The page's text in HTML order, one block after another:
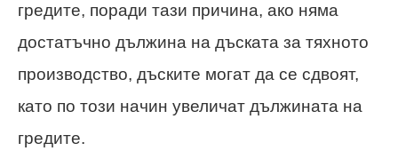
гредите, поради тази причина, ако няма
достатъчно дължина на дъската за тяхното
производство, дъските могат да се сдвоят,
като по този начин увеличат дължината на
гредите.